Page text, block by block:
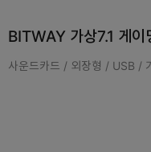
BITWAY 가상7.1 게
사운드카드 / 외장형 / USB /